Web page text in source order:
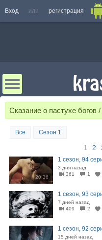
Вход или регистрация
Сказание о пастухе богов
Все Сезон 1
1 2
20:36
1 сезон, 94
3 дня назад
361
1
21:54
1 сезон, 93
7 дней назад
409
2
1 сезон, 92
15 дней назад